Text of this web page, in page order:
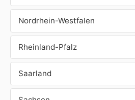
Nordrhein-Westfalen
Rheinland-Pfalz
Saarland